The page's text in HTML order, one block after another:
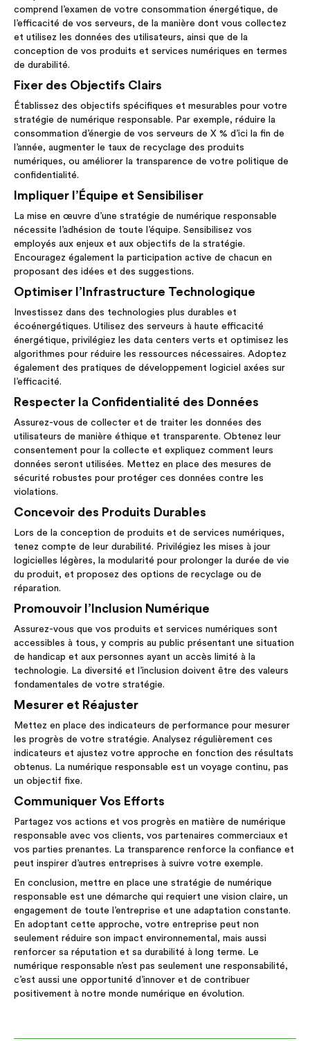
comprend l’examen de votre consommation énergétique, de
l’efficacité de vos serveurs, de la manière dont vous collectez
et utilisez les données des utilisateurs, ainsi que de la
conception de vos produits et services numériques en termes
de durabilité.
Fixer des Objectifs Clairs
Établissez des objectifs spécifiques et mesurables pour votre
stratégie de numérique responsable. Par exemple, réduire la
consommation d’énergie de vos serveurs de X % d’ici la fin de
l’année, augmenter le taux de recyclage des produits
numériques, ou améliorer la transparence de votre politique de
confidentialité.
Impliquer l’Équipe et Sensibiliser
La mise en œuvre d’une stratégie de numérique responsable
nécessite l’adhésion de toute l’équipe. Sensibilisez vos
employés aux enjeux et aux objectifs de la stratégie.
Encouragez également la participation active de chacun en
proposant des idées et des suggestions.
Optimiser l’Infrastructure Technologique
Investissez dans des technologies plus durables et
écoénergétiques. Utilisez des serveurs à haute efficacité
énergétique, privilégiez les data centers verts et optimisez les
algorithmes pour réduire les ressources nécessaires. Adoptez
également des pratiques de développement logiciel axées sur
l’efficacité.
Respecter la Confidentialité des Données
Assurez-vous de collecter et de traiter les données des
utilisateurs de manière éthique et transparente. Obtenez leur
consentement pour la collecte et expliquez comment leurs
données seront utilisées. Mettez en place des mesures de
sécurité robustes pour protéger ces données contre les
violations.
Concevoir des Produits Durables
Lors de la conception de produits et de services numériques,
tenez compte de leur durabilité. Privilégiez les mises à jour
logicielles légères, la modularité pour prolonger la durée de vie
du produit, et proposez des options de recyclage ou de
réparation.
Promouvoir l’Inclusion Numérique
Assurez-vous que vos produits et services numériques sont
accessibles à tous, y compris au public présentant une situation
de handicap et aux personnes ayant un accès limité à la
technologie. La diversité et l’inclusion doivent être des valeurs
fondamentales de votre stratégie.
Mesurer et Réajuster
Mettez en place des indicateurs de performance pour mesurer
les progrès de votre stratégie. Analysez régulièrement ces
indicateurs et ajustez votre approche en fonction des résultats
obtenus. La numérique responsable est un voyage continu, pas
un objectif fixe.
Communiquer Vos Efforts
Partagez vos actions et vos progrès en matière de numérique
responsable avec vos clients, vos partenaires commerciaux et
vos parties prenantes. La transparence renforce la confiance et
peut inspirer d’autres entreprises à suivre votre exemple.
En conclusion, mettre en place une stratégie de numérique
responsable est une démarche qui requiert une vision claire, un
engagement de toute l’entreprise et une adaptation constante.
En adoptant cette approche, votre entreprise peut non
seulement réduire son impact environnemental, mais aussi
renforcer sa réputation et sa durabilité à long terme. Le
numérique responsable n’est pas seulement une responsabilité,
c’est aussi une opportunité d’innover et de contribuer
positivement à notre monde numérique en évolution.